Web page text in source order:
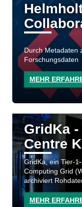
Durch Metadaten
Forschungsdaten
MEHR
GridKa
Centre
GridKa, ein Tier-
Computing Grid
archiviert
MEHR